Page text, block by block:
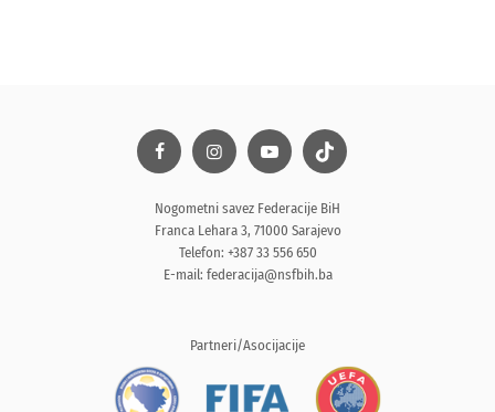
Nogometni savez Federacije BiH
Franca Lehara 3, 71000 Sarajevo
Telefon: +387 33 556 650
E-mail: federacija@nsfbih.ba
Partneri/Asocijacije